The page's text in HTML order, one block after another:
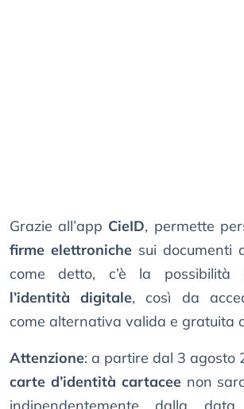
Grazie all’app CieID, permette
firme elettroniche sui documenti
come detto, c’è la possibilità
l’identità digitale, così da
come alternativa valida e gratuita
Attenzione: a partire dal 3 agosto
carte d’identità cartaceenon